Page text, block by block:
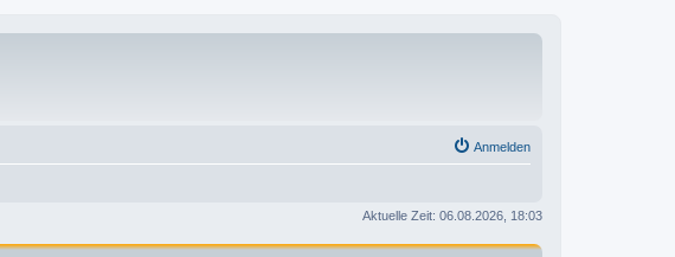
Anmelden
Aktuelle Zeit: 06.08.2026, 18:03